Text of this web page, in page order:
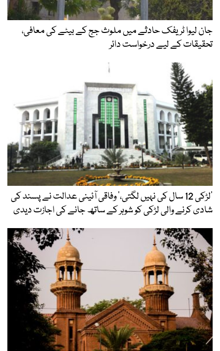
جان لیوا ٹریفک حادثے میں ملوث جج کے بیٹے کی معافی،
تحقیقات کے لیے درخواست دائر
‘لڑکی 12 سال کی نہیں لگتی،’ وفاقی آئینی عدالت نے پسند کی
شادی کرنے والی لڑکی کو شوہر کے ساتھ جانے کی اجازت دیدی